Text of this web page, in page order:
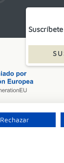
Rechazar